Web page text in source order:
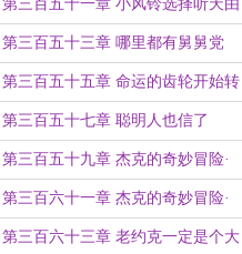
第三百五十一章 小风铃选择听天由
命
第三百五十三章 哪里都有舅舅党
第三百五十五章 命运的齿轮开始转
动
第三百五十七章 聪明人也信了
第三百五十九章 杰克的奇妙冒险·
序
第三百六十一章 杰克的奇妙冒险·
急
第三百六十三章 老约克一定是个大